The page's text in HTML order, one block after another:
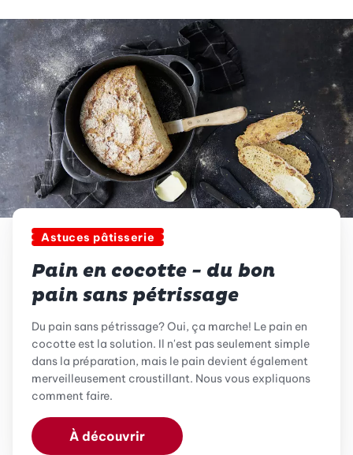
Astuces pâtisserie
Pain en cocotte - du bon
pain sans pétrissage
Du pain sans pétrissage? Oui, ça marche! Le pain en
cocotte est la solution. Il n'est pas seulement simple
dans la préparation, mais le pain devient également
merveilleusement croustillant. Nous vous expliquons
comment faire.
À découvrir